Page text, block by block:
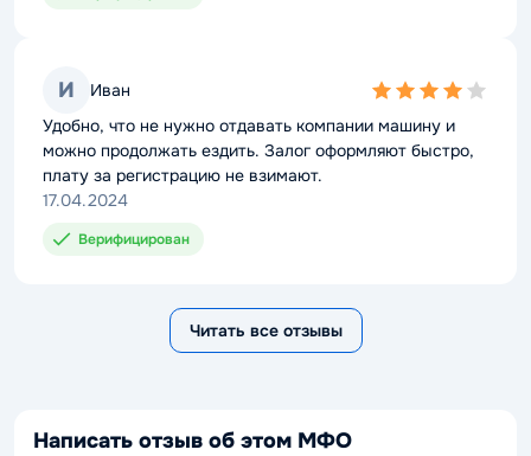
И Иван
4,0
rating
Удобно, что не нужно отдавать компании машину и
можно продолжать ездить. Залог оформляют быстро,
плату за регистрацию не взимают.
17.04.2024
Верифицирован
Читать все отзывы
Написать отзыв об этом МФО